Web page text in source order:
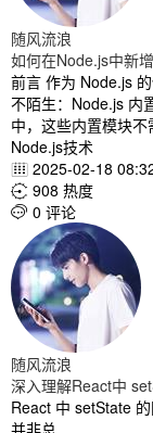
随风流浪
如何在Node.js中新
前言 作为 Node.js
不陌生：Node.js 内
中，这些内置模块不
Node.js技术
 2025-02-18
 908 热度
 0 评论
随风流浪
深入理解React中
React 中 setState
并非总